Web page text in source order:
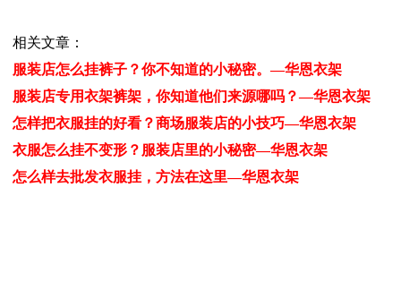
相关文章：
服装店怎么挂裤子？你不知道的小秘密。—华恩衣架
服装店专用衣架裤架，你知道他们来源哪吗？—华恩衣架
怎样把衣服挂的好看？商场服装店的小技巧—华恩衣架
衣服怎么挂不变形？服装店里的小秘密—华恩衣架
怎么样去批发衣服挂，方法在这里—华恩衣架